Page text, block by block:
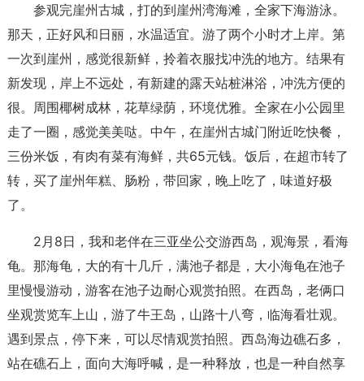
参观完崖州古城，打的到崖州湾海滩，全家下海游泳。
那天，正好风和日丽，水温适宜。游了两个小时才上岸。第
一次到崖州，感觉很新鲜，拎着衣服找冲洗的地方。结果有
新发现，岸上不远处，有新建的露天站桩淋浴，冲洗方便的
很。周围椰树成林，花草绿荫，环境优雅。全家在小公园里
走了一圈，感觉美美哒。中午，在崖州古城门附近吃快餐，
三份米饭，有肉有菜有海鲜，共65元钱。饭后，在超市转了
转，买了崖州年糕、肠粉，带回家，晚上吃了，味道好极
了。
2月8日，我和老伴在三亚坐公交游西岛，观海景，看海
龟。那海龟，大的有十几斤，满池子都是，大小海龟在池子
里慢慢游动，游客在池子边耐心观赏拍照。在西岛，老俩口
坐观赏览车上山，游了牛王岛，山路十八弯，临海看壮观。
遇到景点，停下来，可以尽情观赏拍照。西岛海边礁石多，
站在礁石上，面向大海呼喊，是一种释放，也是一种自然享